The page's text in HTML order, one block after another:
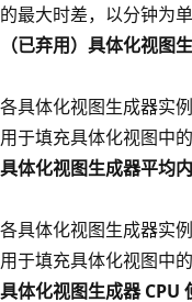
的最大时差，以分钟为
（已弃用）具体化视图
各具体化视图生成器实
用于填充具体化视图中
具体化视图生成器平均
各具体化视图生成器实
用于填充具体化视图中
具体化视图生成器 CPU